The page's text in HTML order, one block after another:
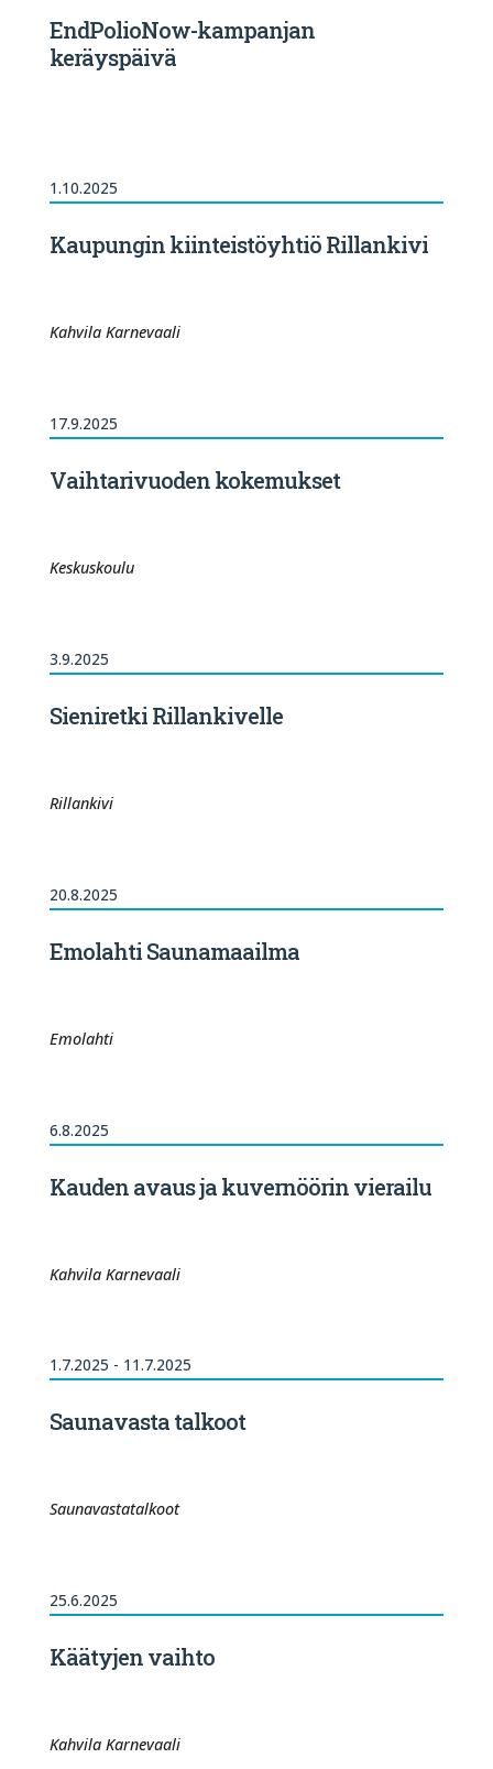
EndPolioNow-kampanjan
keräyspäivä
1.10.2025
Kaupungin kiinteistöyhtiö Rillankivi
Kahvila Karnevaali
17.9.2025
Vaihtarivuoden kokemukset
Keskuskoulu
3.9.2025
Sieniretki Rillankivelle
Rillankivi
20.8.2025
Emolahti Saunamaailma
Emolahti
6.8.2025
Kauden avaus ja kuvernöörin vierailu
Kahvila Karnevaali
1.7.2025 - 11.7.2025
Saunavasta talkoot
Saunavastatalkoot
25.6.2025
Käätyjen vaihto
Kahvila Karnevaali